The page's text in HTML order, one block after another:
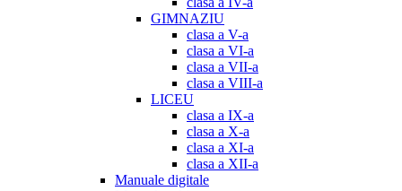
GIMNAZIU
clasa a V-a
clasa a VI-a
clasa a VII-a
clasa a VIII-a
LICEU
clasa a IX-a
clasa a X-a
clasa a XI-a
clasa a XII-a
Manuale digitale